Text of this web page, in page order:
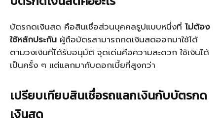
บัตรกดเงินสด คือสินเชื่อส่วนบุคคลรูปแบบหนึ่งที่ ไม่ต้อง
ใช้หลักประกัน ผู้ถือบัตรสามารถกดเงินสดออกมาใช้ได้
ตามวงเงินที่ได้รับอนุมัติ จุดเด่นคือความสะดวก ใช้เงินได้
เป็นครั้ง ๆ แต่แลกมากับดอกเบี้ยที่สูงกว่า
เปรียบเทียบสินเชื่อรถแลกเงินกับบัตรกด
เงินสด